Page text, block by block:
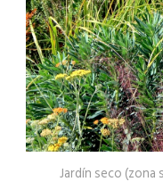
Jardín seco